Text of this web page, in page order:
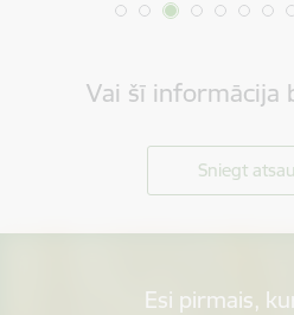
Vai šī informācija
Sniegt
Esi pirmais,